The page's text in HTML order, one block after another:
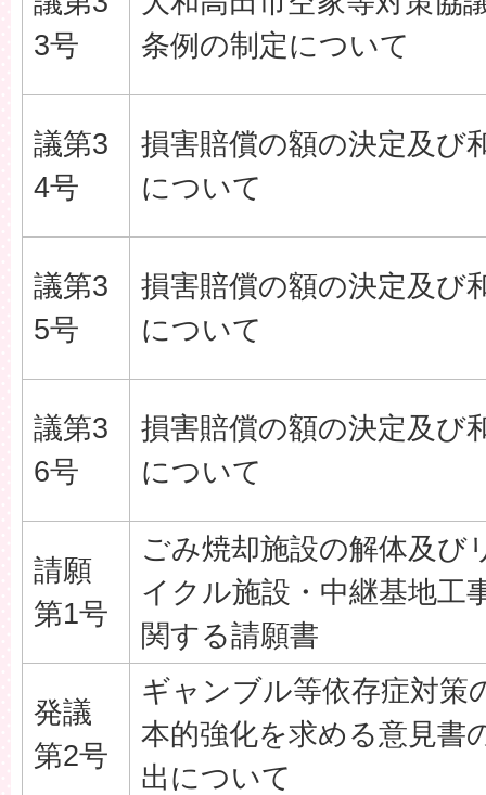
3号
条例の制定について
議第3
4号
損害賠償の額の決定及び
について
議第3
5号
損害賠償の額の決定及び
について
議第3
6号
損害賠償の額の決定及び
について
請願
第1号
ごみ焼却施設の解体及び
イクル施設・中継基地工
関する請願書
発議
第2号
ギャンブル等依存症対策
本的強化を求める意見書
出について